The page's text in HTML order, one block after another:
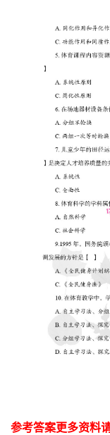
参考答案更多资料